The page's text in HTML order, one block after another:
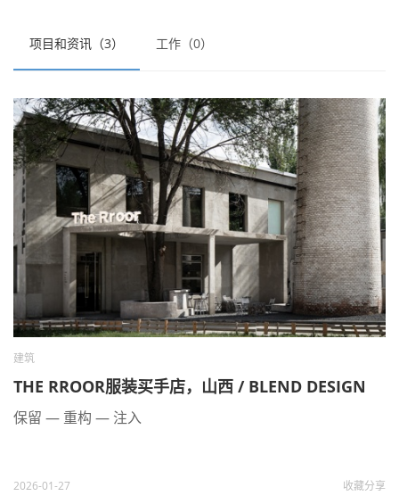
项目和资讯（3） 工作（0）
建筑
THE RROOR服装买手店，山西 / BLEND DESIGN
保留 — 重构 — 注入
2026-01-27 收藏分享